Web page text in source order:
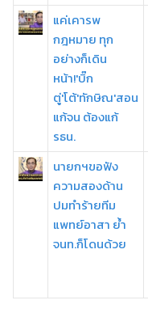
แค่เคารพ
กฎหมาย ทุก
อย่างก็เดิน
หน้า!'บิ๊ก
ตู่'โต้'ทักษิณ'สอน
แก้จน ต้องแก้
รธน.
นายกฯขอฟัง
ความสองด้าน
ปมทำร้ายทีม
แพทย์อาสา ย้ำ
จนท.ก็โดนด้วย